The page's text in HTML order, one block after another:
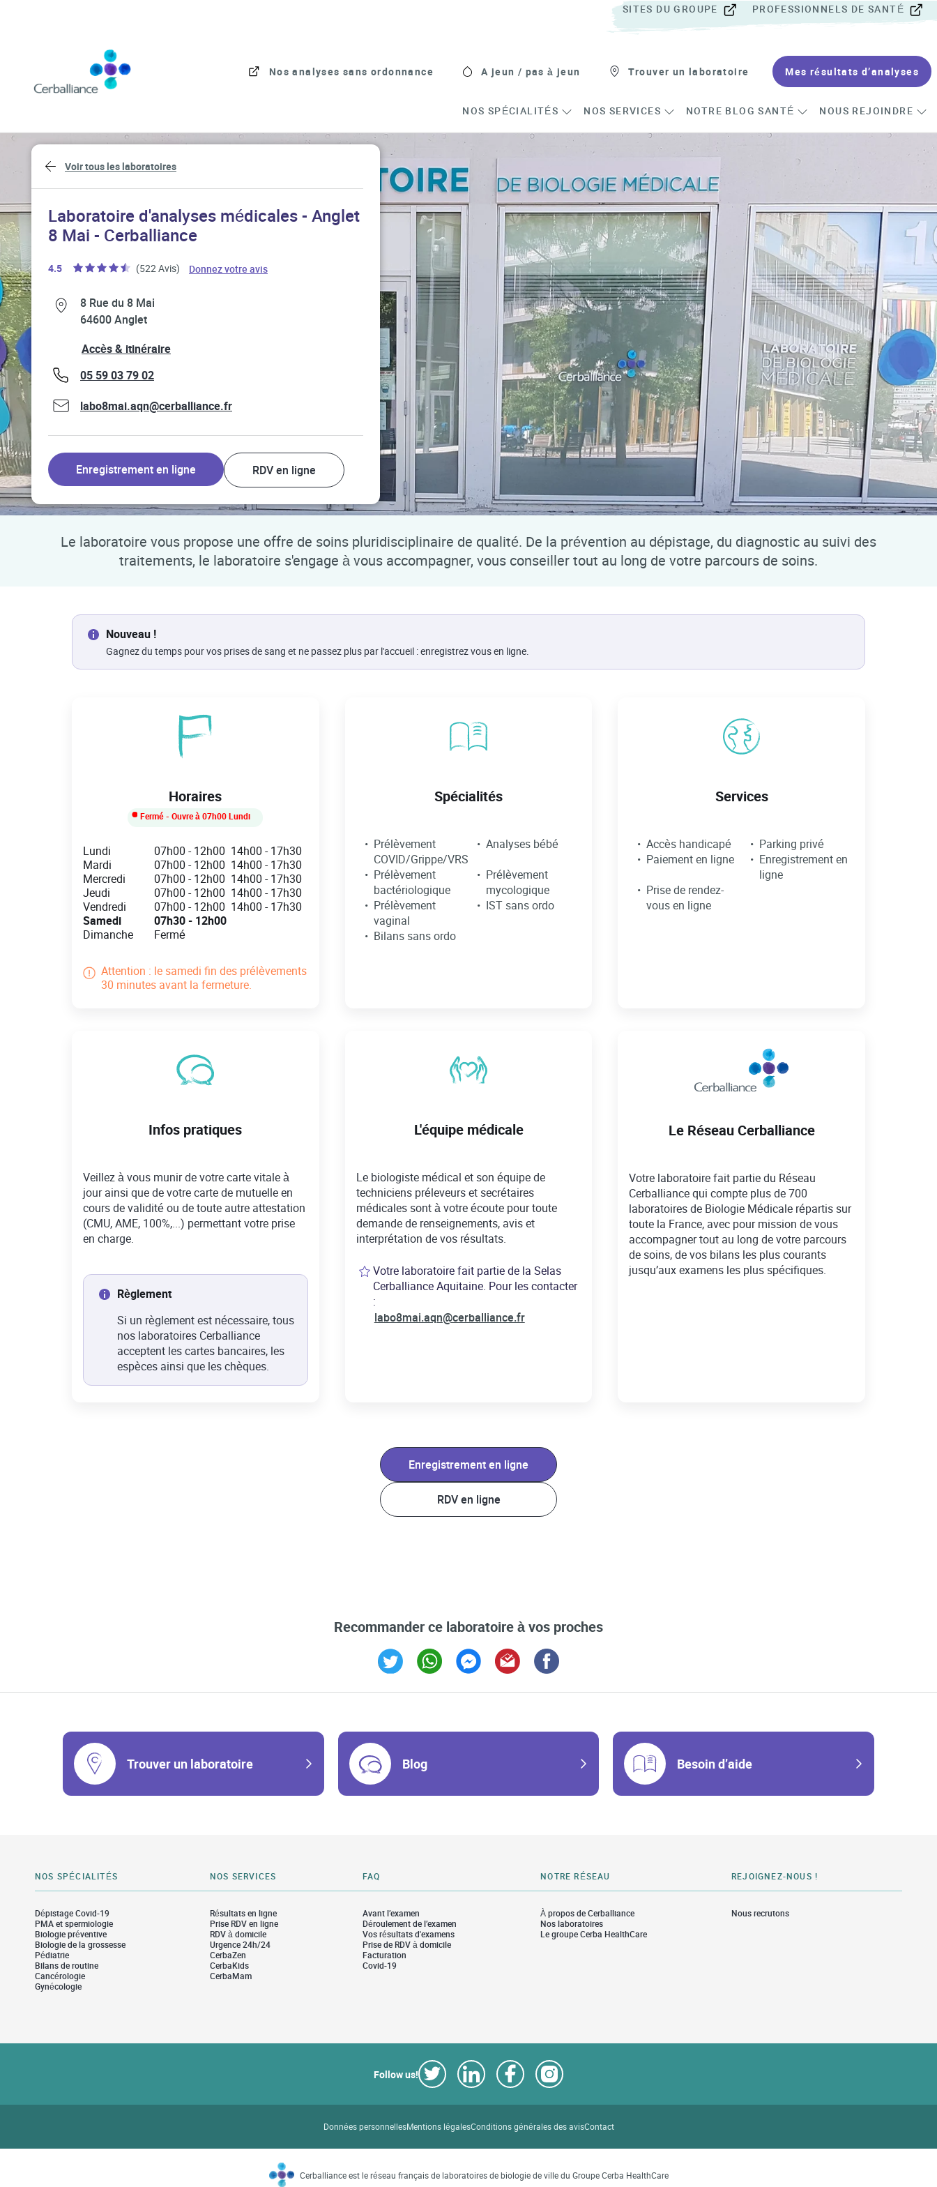
SITES DU GROUPE PROFESSIONNELS DE SANTÉ
Link to main website
Nos analyses sans ordonnance A jeun / pas à jeun Trouver un laboratoire Mes résultats d’analyses
NOS SPÉCIALITÉS NOS SERVICES NOTRE BLOG SANTÉ NOUS REJOINDRE
Return to Nav
Voir tous les laboratoires
Laboratoire d'analyses médicales - Anglet
8 Mai - Cerballiance
4.5 (522 Avis)
Link Opens in New Tab Donnez votre avisLink Opens in New Tab
8 Rue du 8 Mai
64600Anglet
Link Opens in New Tab
Accès & itinéraireLink Opens in New Tab
phone
05 59 03 79 02
labo8mai.aqn@cerballiance.fr
Enregistrement en ligne RDV en ligne
Le laboratoire vous propose une offre de soins pluridisciplinaire de qualité. De la prévention au dépistage, du diagnostic au suivi des
traitements, le laboratoire s'engage à vous accompagner, vous conseiller tout au long de votre parcours de soins.
Nouveau !
Gagnez du temps pour vos prises de sang et ne passez plus par l'accueil : enregistrez vous en ligne.
Horaires
Fermé- Ouvre à 07h00 Lundi
Day of the WeekHours
Lundi 07h00 -12h00 14h00 -17h30
Mardi
07h00 -12h00 14h00 -17h30
Mercredi
07h00 -12h00 14h00 -17h30
Jeudi
07h00 -12h00 14h00 -17h30
Vendredi
07h00 -12h00 14h00 -17h30
Samedi
07h30- 12h00
Dimanche
Fermé
Attention : le samedi fin des prélèvements
30 minutes avant la fermeture.
Spécialités
Prélèvement
COVID/Grippe/VRS
Analyses bébé
Prélèvement
bactériologique
Prélèvement
mycologique
Prélèvement
vaginal
IST sans ordo
Bilans sans ordo
Services
Accès handicapé
Parking privé
Paiement en ligne
Enregistrement en
ligne
Prise de rendez-
vous en ligne
Infos pratiques
Veillez à vous munir de votre carte vitale à
jour ainsi que de votre carte de mutuelle en
cours de validité ou de toute autre attestation
(CMU, AME, 100%,...) permettant votre prise
en charge.
Règlement
Si un règlement est nécessaire, tous
nos laboratoires Cerballiance
acceptent les cartes bancaires, les
espèces ainsi que les chèques.
L'équipe médicale
Le biologiste médical et son équipe de
techniciens préleveurs et secrétaires
médicales sont à votre écoute pour toute
demande de renseignements, avis et
interprétation de vos résultats.
Votre laboratoire fait partie de la Selas
Cerballiance Aquitaine. Pour les contacter
:
labo8mai.aqn@cerballiance.fr
Le Réseau Cerballiance
Votre laboratoire fait partie du Réseau
Cerballiance qui compte plus de 700
laboratoires de Biologie Médicale répartis sur
toute la France, avec pour mission de vous
accompagner tout au long de votre parcours
de soins, de vos bilans les plus courants
jusqu’aux examens les plus spécifiques.
Enregistrement en ligne
RDV en ligne
Recommander ce laboratoire à vos proches
Trouver un laboratoire Blog Besoin d’aide
NOS SPÉCIALITÉS
Dépistage Covid-19
PMA et spermiologie
Biologie préventive
Biologie de la grossesse
Pédiatrie
Bilans de routine
Cancérologie
Gynécologie
NOS SERVICES
Résultats en ligne
Prise RDV en ligne
RDV à domicile
Urgence 24h/24
CerbaZen
CerbaKids
CerbaMam
FAQ
Avant l’examen
Déroulement de l’examen
Vos résultats d'examens
Prise de RDV à domicile
Facturation
Covid-19
NOTRE RÉSEAU
À propos de Cerballiance
Nos laboratoires
Le groupe Cerba HealthCare
REJOIGNEZ-NOUS !
Nous recrutons
Follow us!
Données personnellesMentions légalesConditions générales des avisContact
Cerballiance est le réseau français de laboratoires de biologie de ville du Groupe Cerba HealthCare